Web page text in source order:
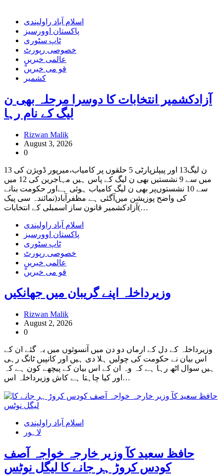
اسلام آباد راولپندی
پاکستان اوورسیز
ٹاپ سٹوری
خصوصی رپورٹ
عالمی خبریں
ْقو می خبریں
کشمیر
آزادکشمیر انتخابات کا دوسرا مرحلہ بھی ن
لیگ کے نام رہا
Rizwan Malik
August 3, 2026
0
ن لیگ13 اور پیپلزپارٹی 5 حلقوں پر کامیاب،میرپور ڈویژن کی 13
میں‌ سے 9 نشستیں بھی ن لیگ کے پاس ہیں مہاجرین کی 12 میں
سے 10 نشستوں‌پر بھی ن لیگ کامیاب ہوئی ہےاور حکومت بنانے
کی واضح پوزیشن میں‌آگئی ہے مظفرآباد(نمائندہ سی پیک
)آزادکشمیر قانون ساز اسمبلی کے انتخابات…
اسلام آباد راولپندی
پاکستان اوورسیز
ٹاپ سٹوری
خصوصی رپورٹ
عالمی خبریں
ْقو می خبریں
وزیرداخلہ اپنے گریبان میں‌ جھانکیں
Rizwan Malik
August 2, 2026
0
وزیرداخلہ کے دل کے ارماں دو دن میں آنسوئوں میں بہ گئے ان کے
اس بیان نے حکومت کی چولیں ہلا دی ہیں اور کانپیں ٹانگ رہی
ہیں سوال اٹھ رہا ہے کہ وہ ان کے اس بیان کے پیچھے کون ہے کہ
اور کیا چاہتا ہے کاش وزیرداخلہ اس…
اسلام آباد راولپندی
لاہور
حافظ سعید کآ وزیر خارجہ خواجہ آصف
کودس کروڑ ہر جانے کا لیگل نوٹس